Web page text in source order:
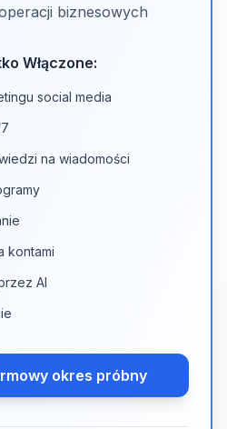
biznesowych
Włączone:
social media
na wiadomości
kontami
AI
okres próbny